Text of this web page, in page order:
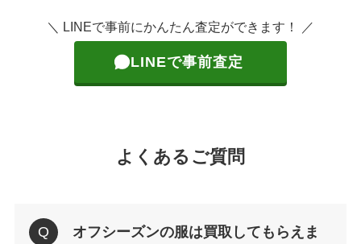
＼ LINEで事前にかんたん査定ができます！ ／
LINEで事前査定
よくあるご質問
オフシーズンの服は買取してもらえま